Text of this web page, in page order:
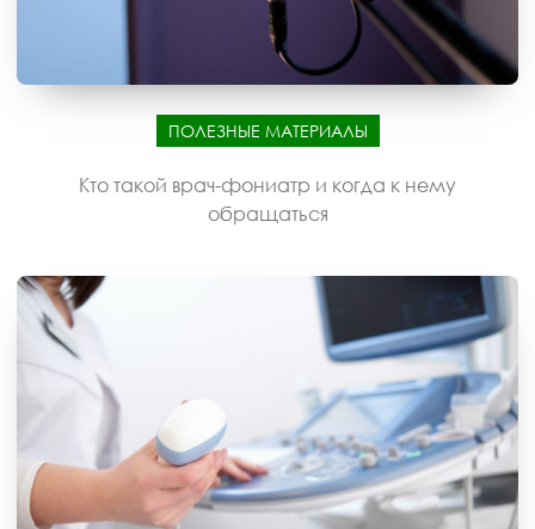
ПОЛЕЗНЫЕ МАТЕРИАЛЫ
Кто такой врач-фониатр и когда к нему
обращаться